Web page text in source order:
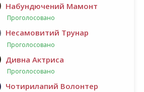
Набундючений Мамонт
Проголосовано
Несамовитий Трунар
Проголосовано
Дивна Актриса
Проголосовано
Чотирилапий Волонтер